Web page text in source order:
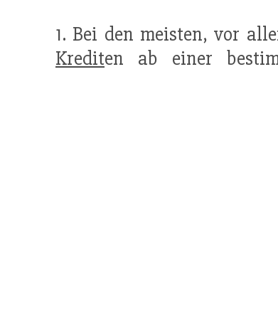
1. Bei den meisten, vor
Krediten ab einer